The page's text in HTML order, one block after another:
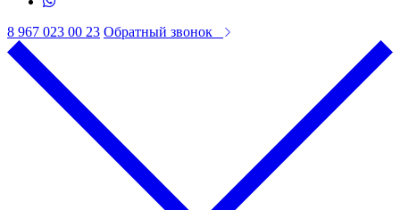
8 967 023 00 23 Обратный звонок